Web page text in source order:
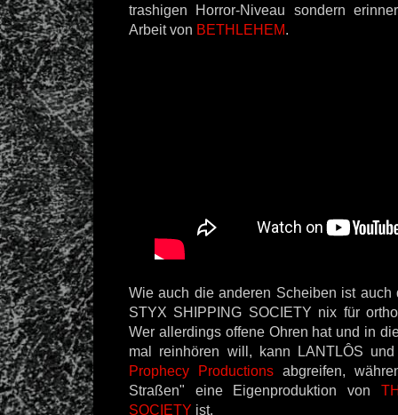
trashigen Horror-Niveau sondern
Arbeit von BETHLEHEM.
Wie auch die anderen Scheiben ist
STYX SHIPPING SOCIETY nix für
Wer allerdings offene Ohren hat und in
mal reinhören will, kann LANTLÔS
Prophecy Productions abgreifen,
Straßen" eine Eigenproduktion von
SOCIETY ist.